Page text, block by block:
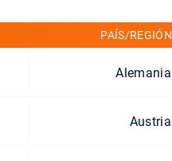
PAÍS/REGIÓN
Alemania
Austria